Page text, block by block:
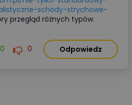
schody-strychowe-
przegląd różnych typów.
0 0 Odpowiedz